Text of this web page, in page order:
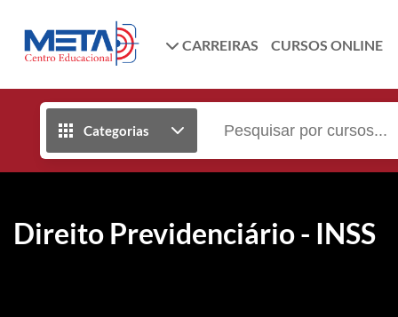
CARREIRAS CURSOS ONLINE
Categorias
Direito Previdenciário - INSS